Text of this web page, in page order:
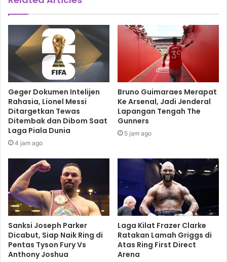
Geger Dokumen Intelijen
Rahasia, Lionel Messi
Ditargetkan Tewas
Ditembak dan Dibom Saat
Laga Piala Dunia
4 jam ago
Bruno Guimaraes Merapat
Ke Arsenal, Jadi Jenderal
Lapangan Tengah The
Gunners
5 jam ago
Sanksi Joseph Parker
Dicabut, Siap Naik Ring di
Pentas Tyson Fury Vs
Anthony Joshua
Laga Kilat Frazer Clarke
Ratakan Lamah Griggs di
Atas Ring First Direct
Arena